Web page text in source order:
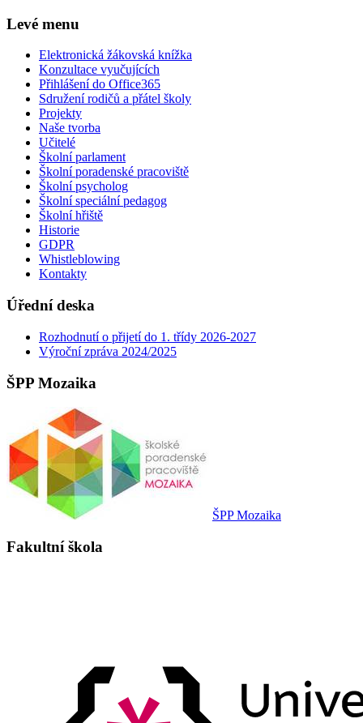
Levé menu
Elektronická žákovská knížka
Konzultace vyučujících
Přihlášení do Office365
Sdružení rodičů a přátel školy
Projekty
Naše tvorba
Učitelé
Školní parlament
Školní poradenské pracoviště
Školní psycholog
Školní speciální pedagog
Školní hřiště
Historie
GDPR
Whistleblowing
Kontakty
Úřední deska
Rozhodnutí o přijetí do 1. třídy 2026-2027
Výroční zpráva 2024/2025
ŠPP Mozaika
ŠPP Mozaika
Fakultní škola